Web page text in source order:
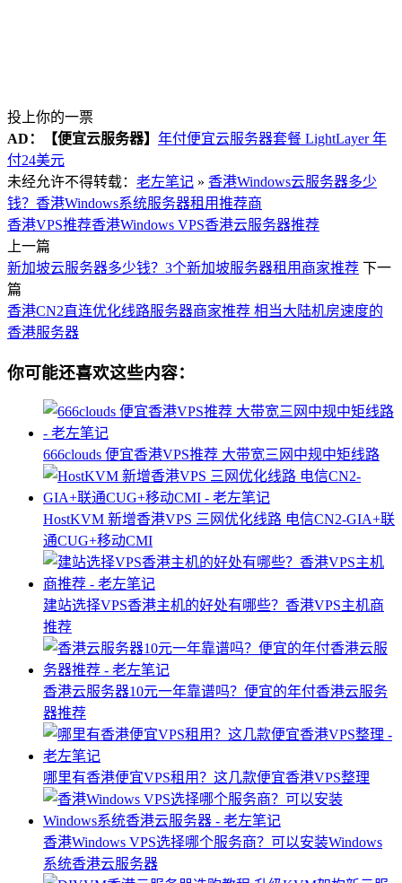
投上你的一票
AD：
【便宜云服务器】 年付便宜云服务器套餐 LightLayer 年
付24美元
未经允许不得转载： 老左笔记 » 香港Windows云服务器多少
钱？香港Windows系统服务器租用推荐商
香港VPS推荐香港Windows VPS香港云服务器推荐
上一篇
新加坡云服务器多少钱？3个新加坡服务器租用商家推荐 下一
篇
香港CN2直连优化线路服务器商家推荐 相当大陆机房速度的
香港服务器
你可能还喜欢这些内容：
666clouds 便宜香港VPS推荐 大带宽三网中规中矩线路
HostKVM 新增香港VPS 三网优化线路 电信CN2-GIA+联
通CUG+移动CMI
建站选择VPS香港主机的好处有哪些？香港VPS主机商
推荐
香港云服务器10元一年靠谱吗？便宜的年付香港云服务
器推荐
哪里有香港便宜VPS租用？这几款便宜香港VPS整理
香港Windows VPS选择哪个服务商？可以安装Windows
系统香港云服务器